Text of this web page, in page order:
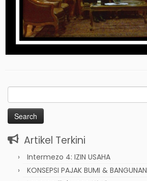
Search
for:
Artikel Terkini
Intermezo 4: IZIN USAHA
KONSEPSI PAJAK BUMI & BANGUNAN